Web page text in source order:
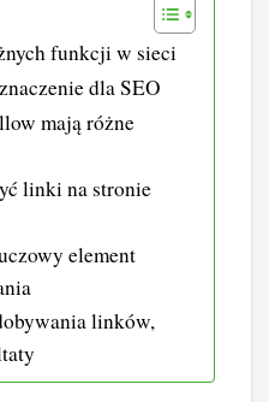
funkcji w sieci
dla SEO
mają różne
linki na stronie
element
linków,